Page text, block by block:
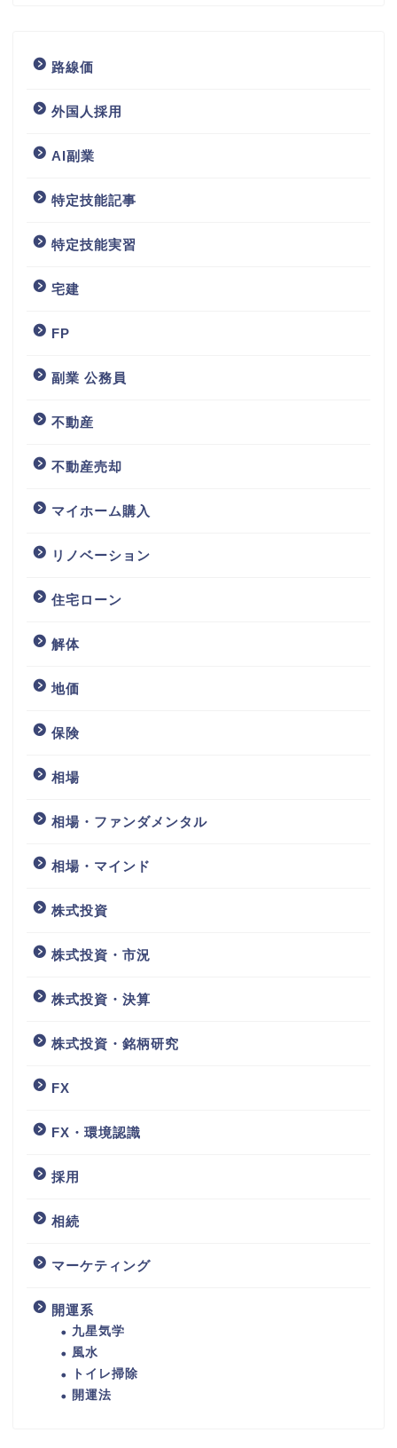
路線価
外国人採用
AI副業
特定技能記事
特定技能実習
宅建
FP
副業 公務員
不動産
不動産売却
マイホーム購入
リノベーション
住宅ローン
解体
地価
保険
相場
相場・ファンダメンタル
相場・マインド
株式投資
株式投資・市況
株式投資・決算
株式投資・銘柄研究
FX
FX・環境認識
採用
相続
マーケティング
開運系
九星気学
風水
トイレ掃除
開運法